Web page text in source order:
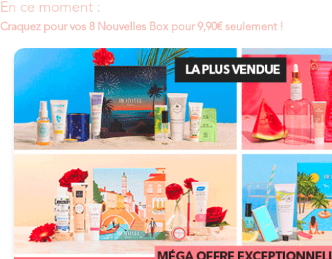
En ce moment :
Craquez pour vos 8 Nouvelles Box pour 9,90€ seulement !